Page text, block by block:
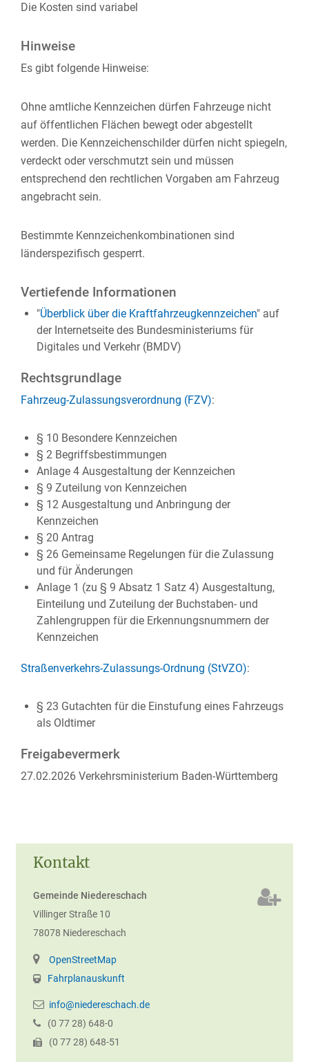
Kontakt
Gemeinde Niedereschach
Villinger Straße 10
78078 Niedereschach
OpenStreetMap
Fahrplanauskunft
info@niedereschach.de
(0 7728) 648-0
(0 7728) 648-51
Die Kosten sind variabel
Hinweise
Es gibt folgende Hinweise:
Ohne amtliche Kennzeichen dürfen Fahrzeuge nicht
auf öffentlichen Flächen bewegt oder abgestellt
werden. Die Kennzeichenschilder dürfen nicht spiegeln,
verdeckt oder verschmutzt sein und müssen
entsprechend den rechtlichen Vorgaben am Fahrzeug
angebracht sein.
Bestimmte Kennzeichenkombinationen sind
länderspezifisch gesperrt.
Vertiefende Informationen
"Überblick über die Kraftfahrzeugkennzeichen" auf
der Internetseite des Bundesministeriums für
Digitales und Verkehr (BMDV)
Rechtsgrundlage
Fahrzeug-Zulassungsverordnung (FZV):
§ 10 Besondere Kennzeichen
§ 2 Begriffsbestimmungen
Anlage 4 Ausgestaltung der Kennzeichen
§ 9 Zuteilung von Kennzeichen
§ 12 Ausgestaltung und Anbringung der
Kennzeichen
§ 20 Antrag
§ 26 Gemeinsame Regelungen für die Zulassung
und für Änderungen
Anlage 1 (zu § 9 Absatz 1 Satz 4) Ausgestaltung,
Einteilung und Zuteilung der Buchstaben- und
Zahlengruppen für die Erkennungsnummern der
Kennzeichen
Straßenverkehrs-Zulassungs-Ordnung (StVZO):
§ 23 Gutachten für die Einstufung eines Fahrzeugs
als Oldtimer
Freigabevermerk
27.02.2026 Verkehrsministerium Baden-Württemberg